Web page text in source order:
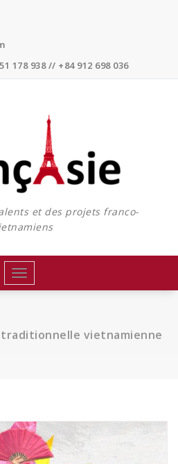
178 938 // +84 912 698 036
et des projets franco-
Toggle
navigation
traditionnelle vietnamienne